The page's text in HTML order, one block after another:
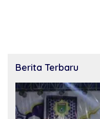
Berita Terbaru